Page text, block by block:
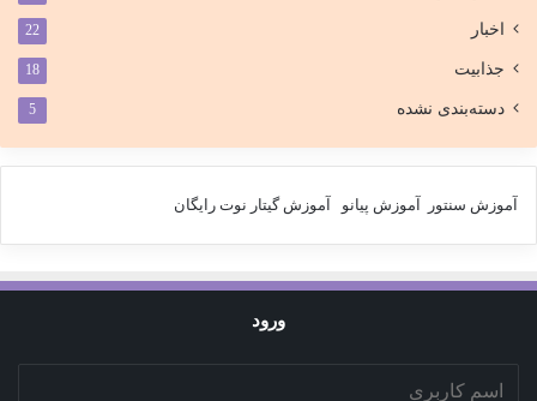
اخبار 22
جذابیت 18
دسته‌بندی نشده 5
آموزش سنتور آموزش پیانو آموزش گیتار نوت رایگان
ورود